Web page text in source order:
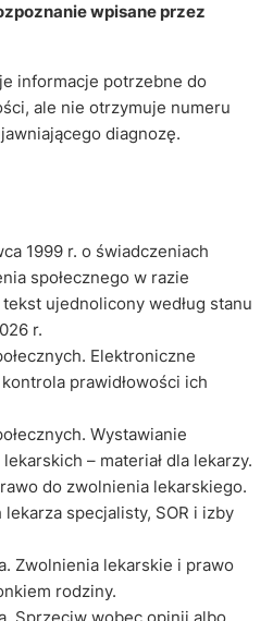
wpisane przez
informacje potrzebne do
ale nie otrzymuje numeru
diagnozę.
1999 r. o świadczeniach
społecznego w razie
ujednolicony według stanu
r.
Elektroniczne
prawidłowości ich
Wystawianie
– materiał dla lekarzy.
do zwolnienia lekarskiego.
specjalisty, SOR i izby
Zwolnienia lekarskie i prawo
rodziny.